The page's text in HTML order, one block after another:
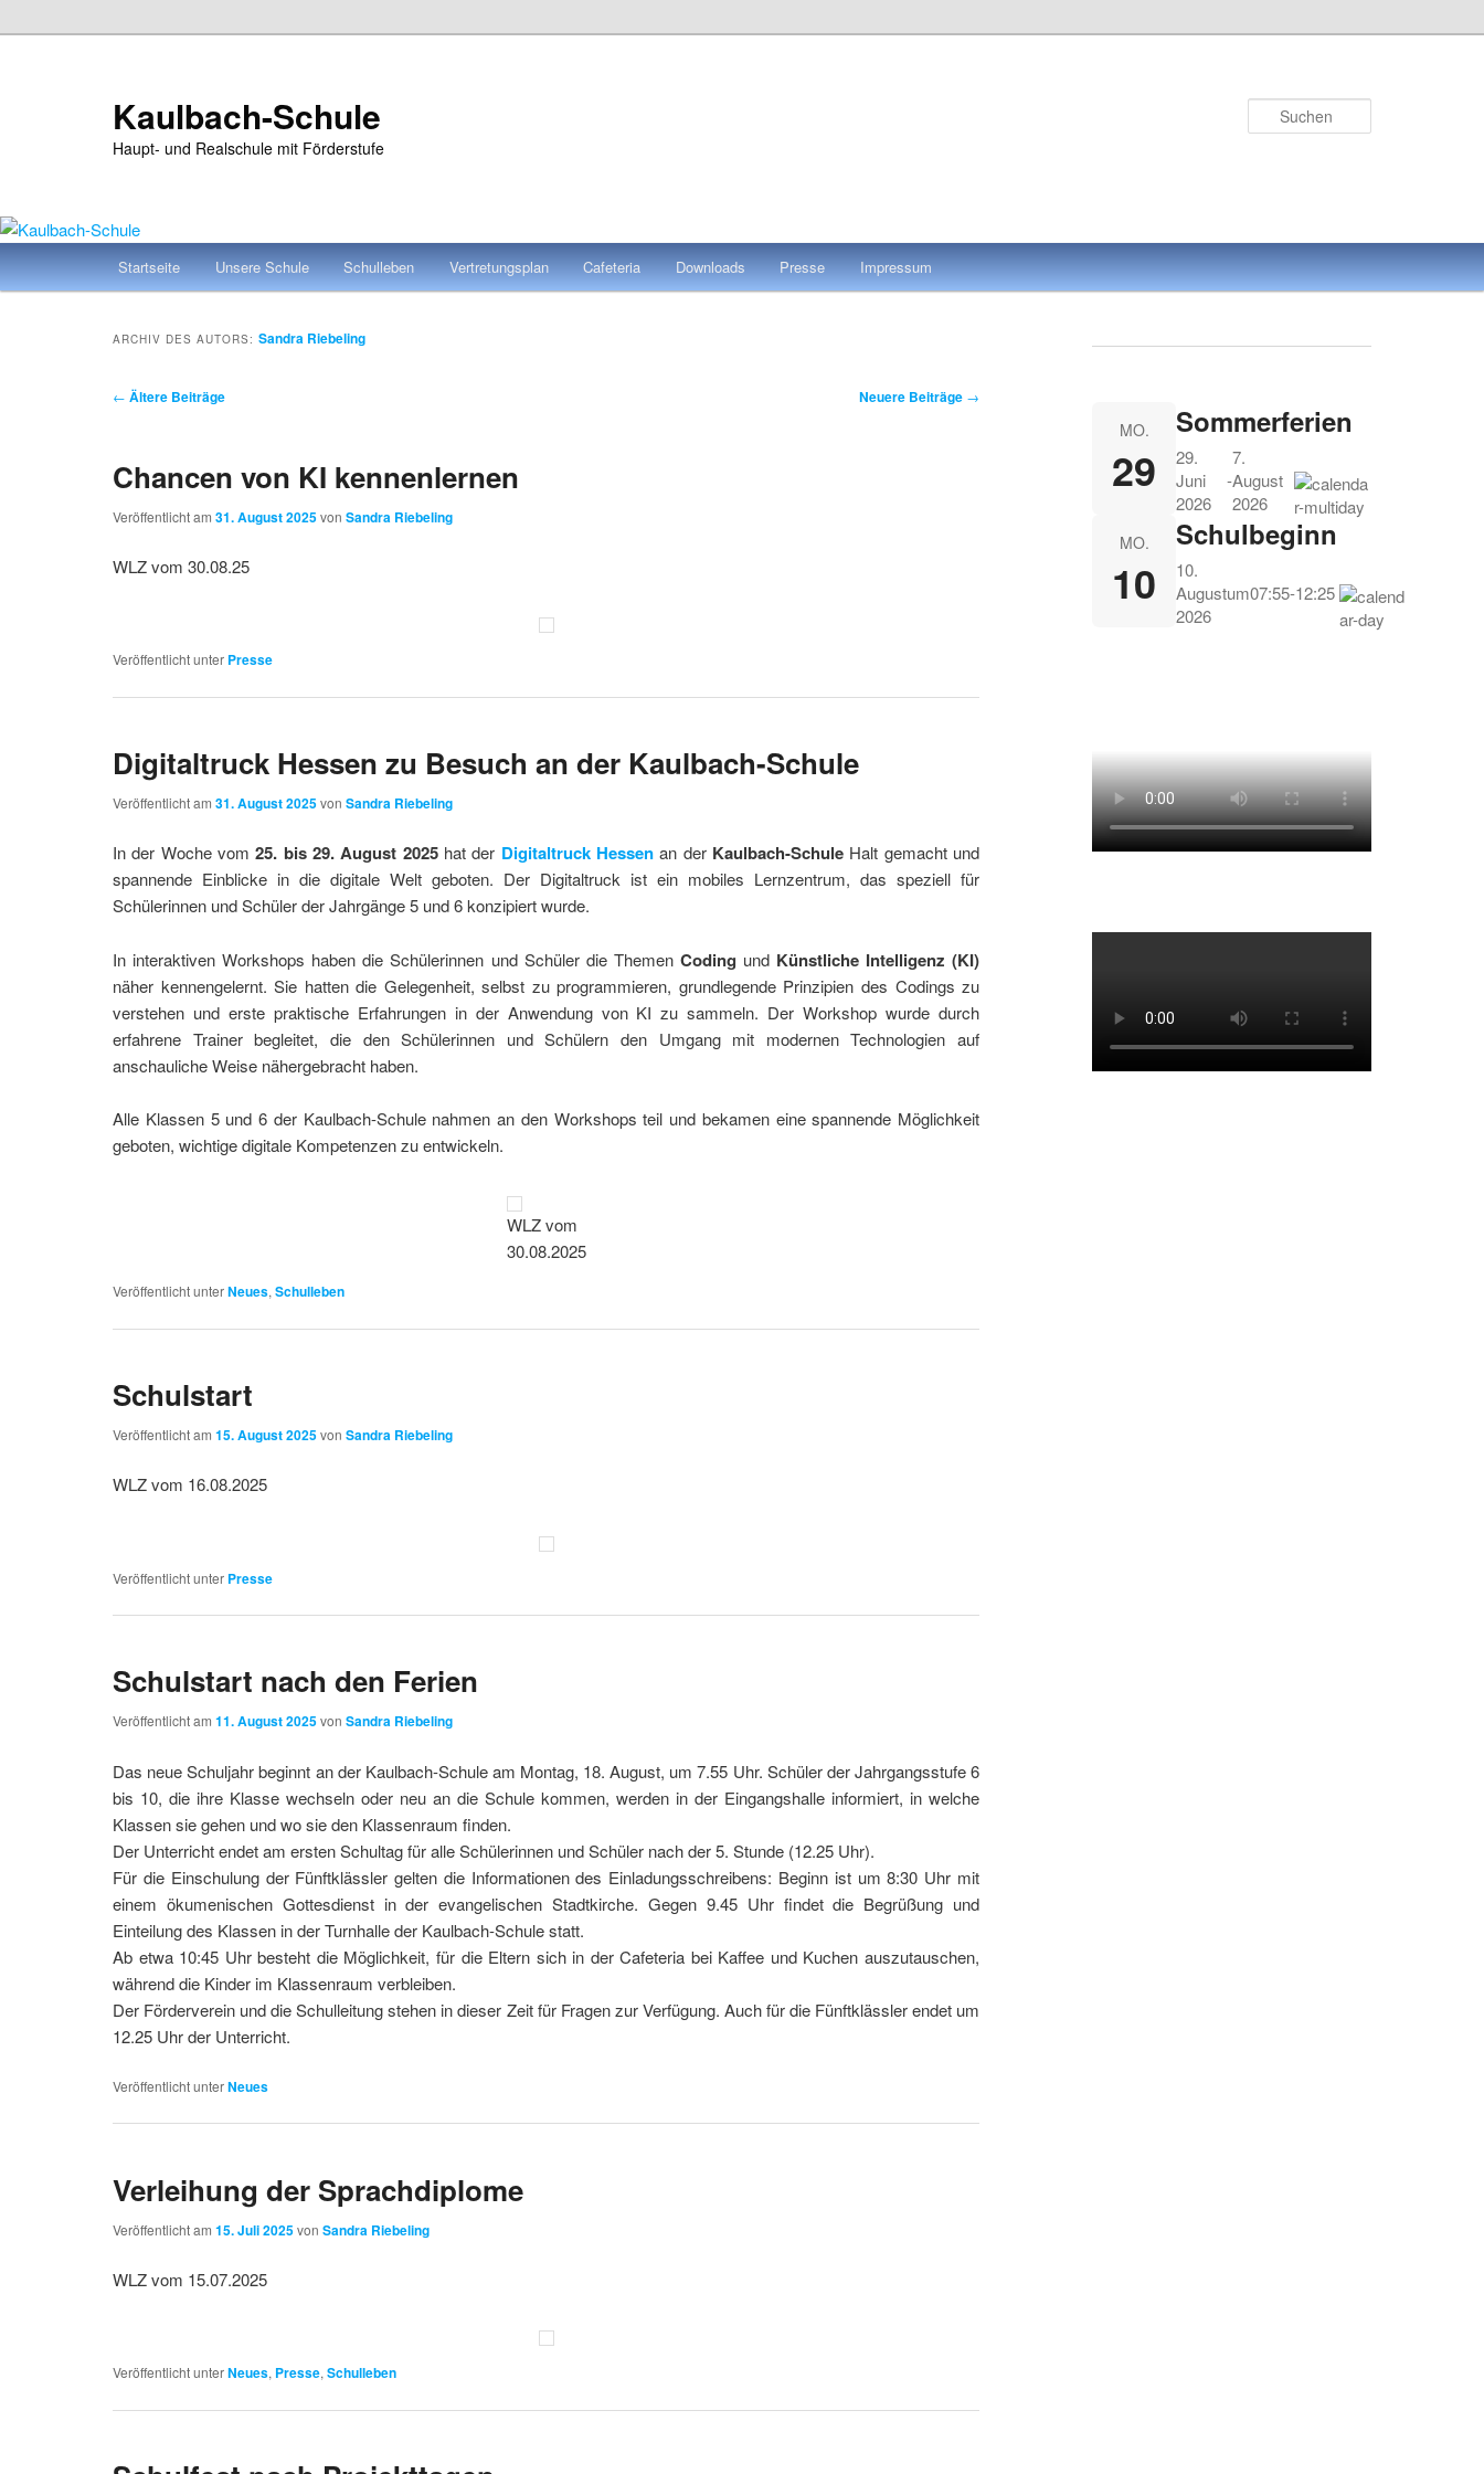
Kaulbach-Schule
Haupt- und Realschule mit Förderstufe
Hauptmenü Startseite Unsere Schule Schulleben Vertretungsplan Cafeteria Downloads Presse Impressum
ARCHIV DES AUTORS:Sandra Riebeling
Beitragsnavigation
← Ältere Beiträge Neuere Beiträge →
Chancen von KI kennenlernen
Veröffentlicht am31. August 2025vonSandra Riebeling
WLZ vom 30.08.25
Veröffentlicht unter Presse
Digitaltruck Hessen zu Besuch an der Kaulbach-Schule
Veröffentlicht am31. August 2025vonSandra Riebeling
In der Woche vom25. bis 29. August 2025hat der Digitaltruck Hessen an der Kaulbach-Schule Halt gemacht und
spannende Einblicke in die digitale Welt geboten. Der Digitaltruck ist ein mobiles Lernzentrum, das speziell für
Schülerinnen und Schüler der Jahrgänge 5 und 6 konzipiert wurde.
In interaktiven Workshops haben die Schülerinnen und Schüler die Themen Coding und Künstliche Intelligenz (KI)
näher kennengelernt. Sie hatten die Gelegenheit, selbst zu programmieren, grundlegende Prinzipien des Codings zu
verstehen und erste praktische Erfahrungen in der Anwendung von KI zu sammeln. Der Workshop wurde durch
erfahrene Trainer begleitet, die den Schülerinnen und Schülern den Umgang mit modernen Technologien auf
anschauliche Weise nähergebracht haben.
Alle Klassen 5 und 6 der Kaulbach-Schule nahmen an den Workshops teil und bekamen eine spannende Möglichkeit
geboten, wichtige digitale Kompetenzen zu entwickeln.
WLZ vom
30.08.2025
Veröffentlicht unterNeues,Schulleben
Schulstart
Veröffentlicht am15. August 2025vonSandra Riebeling
WLZ vom 16.08.2025
Veröffentlicht unter Presse
Schulstart nach den Ferien
Veröffentlicht am11. August 2025vonSandra Riebeling
Das neue Schuljahr beginnt an der Kaulbach-Schule am Montag, 18. August, um 7.55 Uhr. Schüler der Jahrgangsstufe 6
bis 10, die ihre Klasse wechseln oder neu an die Schule kommen, werden in der Eingangshalle informiert, in welche
Klassen sie gehen und wo sie den Klassenraum finden.
Der Unterricht endet am ersten Schultag für alle Schülerinnen und Schüler nach der 5. Stunde (12.25 Uhr).
Für die Einschulung der Fünftklässler gelten die Informationen des Einladungsschreibens: Beginn ist um 8:30 Uhr mit
einem ökumenischen Gottesdienst in der evangelischen Stadtkirche. Gegen 9.45 Uhr findet die Begrüßung und
Einteilung des Klassen in der Turnhalle der Kaulbach-Schule statt.
Ab etwa 10:45 Uhr besteht die Möglichkeit, für die Eltern sich in der Cafeteria bei Kaffee und Kuchen auszutauschen,
während die Kinder im Klassenraum verbleiben.
Der Förderverein und die Schulleitung stehen in dieser Zeit für Fragen zur Verfügung. Auch für die Fünftklässler endet um
12.25 Uhr der Unterricht.
Veröffentlicht unterNeues
Verleihung der Sprachdiplome
Veröffentlicht am15. Juli 2025vonSandra Riebeling
WLZ vom 15.07.2025
Veröffentlicht unterNeues, Presse,Schulleben
MO.
29
Sommerferien
29.
Juni
2026
-
7.
August
2026
MO.
10
Schulbeginn
10.
August
2026
um07:55-12:25